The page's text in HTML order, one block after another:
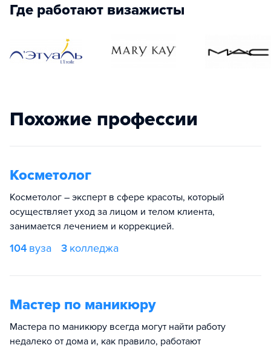
Где работают визажисты
Похожие профессии
Косметолог
Косметолог – эксперт в сфере красоты, который
осуществляет уход за лицом и телом клиента,
занимается лечением и коррекцией.
104 вуза 3 колледжа
Мастер по маникюру
Мастера по маникюру всегда могут найти работу
недалеко от дома и, как правило, работают